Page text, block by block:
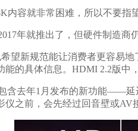
内容就非常困难，所以不要指
年就推出了，但硬件制造商
望新规范能让消费者更容易
的具体信息。HDMI 2.2版中
含去年1月发布的新功能——延
仪之前，会先经过回音壁或AV